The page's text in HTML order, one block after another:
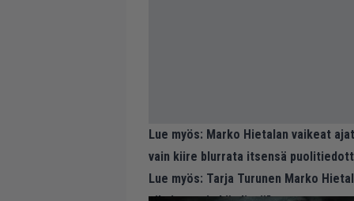
Lue myös: Marko Hietalan vaikeat
vain kiire blurrata itsensä
Lue myös: Tarja Turunen Marko